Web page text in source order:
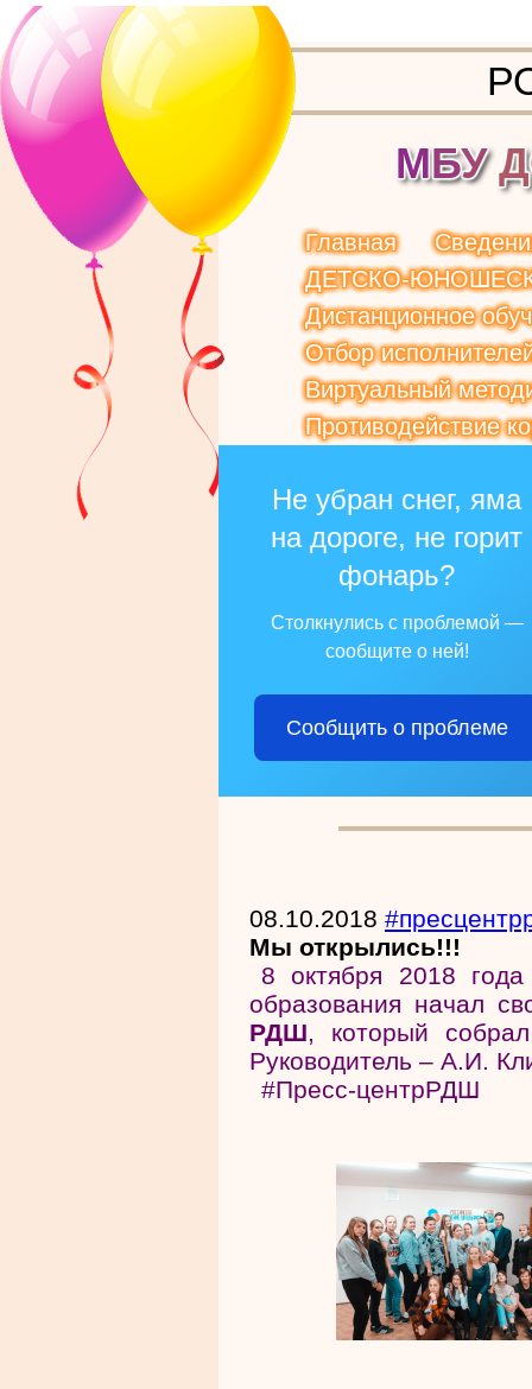
МБУ Д
Главная
ДЕТСКО-
Дистанционное
Отбор
Виртуальный
Противодействие
Не убран снег, яма
на дороге, не горит
фонарь?
Столкнулись с проблемой —
сообщите о ней!
Сообщить о проблеме
08.10.2018
Мы открылись!!!
8 октября 2018
образования начал
РДШ, который
Руководитель – А.И.
#Пресс-центрРДШ